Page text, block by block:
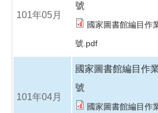
101年05月
號
國家圖書館編目作
號.pdf
101年04月
國家圖書館編目作
號
國家圖書館編目作